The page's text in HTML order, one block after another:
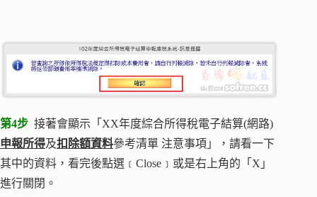
第4步 接著會顯示「XX年度綜合所得稅電子結算(網路)
申報所得及扣除額資料參考清單 注意事項」，請看一下
其中的資料，看完後點選﹝Close﹞或是右上角的「X」
進行關閉。